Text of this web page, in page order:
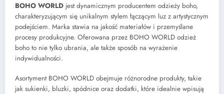
BOHO WORLD jest dynamicznym producentem odzieży boho,
charakteryzującym się unikalnym stylem łączącym luz z artystycznym
podejściem. Marka stawia na jakość materiałów i przemyślane
procesy produkcyjne. Oferowana przez BOHO WORLD odzież
boho to nie tylko ubrania, ale także sposób na wyrażenie
indywidualności.
Asortyment BOHO WORLD obejmuje różnorodne produkty, takie
jak sukienki, bluzki, spódnice oraz dodatki, które idealnie wpisują